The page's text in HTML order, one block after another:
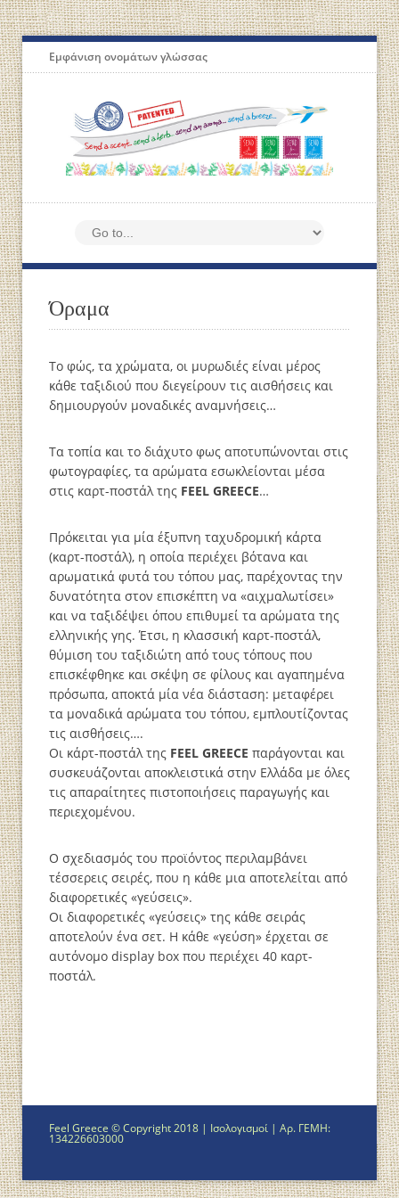
Εμφάνιση ονομάτων γλώσσας
Όραμα
Το φώς, τα χρώματα, οι μυρωδιές είναι μέρος
κάθε ταξιδιού που διεγείρουν τις αισθήσεις και
δημιουργούν μοναδικές αναμνήσεις…
Τα τοπία και το διάχυτο φως αποτυπώνονται στις
φωτογραφίες, τα αρώματα εσωκλείονται μέσα
στις καρτ-ποστάλ της FEEL GREECE…
Πρόκειται για μία έξυπνη ταχυδρομική κάρτα
(καρτ-ποστάλ), η οποία περιέχει βότανα και
αρωματικά φυτά του τόπου μας, παρέχοντας την
δυνατότητα στον επισκέπτη να «αιχμαλωτίσει»
και να ταξιδέψει όπου επιθυμεί τα αρώματα της
ελληνικής γης. Έτσι, η κλασσική καρτ-ποστάλ,
θύμιση του ταξιδιώτη από τους τόπους που
επισκέφθηκε και σκέψη σε φίλους και αγαπημένα
πρόσωπα, αποκτά μία νέα διάσταση: μεταφέρει
τα μοναδικά αρώματα του τόπου, εμπλουτίζοντας
τις αισθήσεις….
Οι κάρτ-ποστάλ της FEEL GREECE παράγονται και
συσκευάζονται αποκλειστικά στην Ελλάδα με όλες
τις απαραίτητες πιστοποιήσεις παραγωγής και
περιεχομένου.
Ο σχεδιασμός του προϊόντος περιλαμβάνει
τέσσερεις σειρές, που η κάθε μια αποτελείται από
διαφορετικές «γεύσεις».
Οι διαφορετικές «γεύσεις» της κάθε σειράς
αποτελούν ένα σετ. Η κάθε «γεύση» έρχεται σε
αυτόνομο display box που περιέχει 40 καρτ-
ποστάλ.
Feel Greece © Copyright 2018 | Ισολογισμοί| Αρ. ΓΕΜΗ:
134226603000